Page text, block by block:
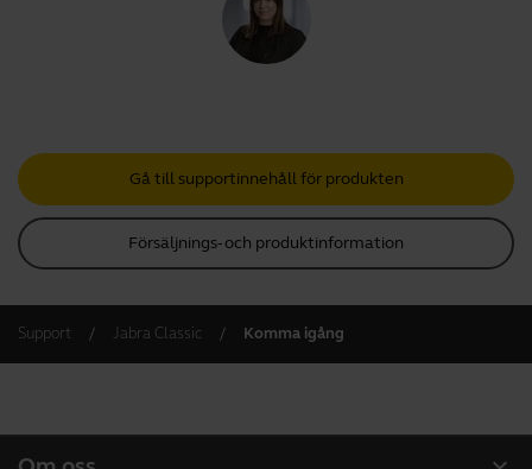
Gå till supportinnehåll för produkten
Försäljnings- och produktinformation
Support Jabra Classic Komma igång